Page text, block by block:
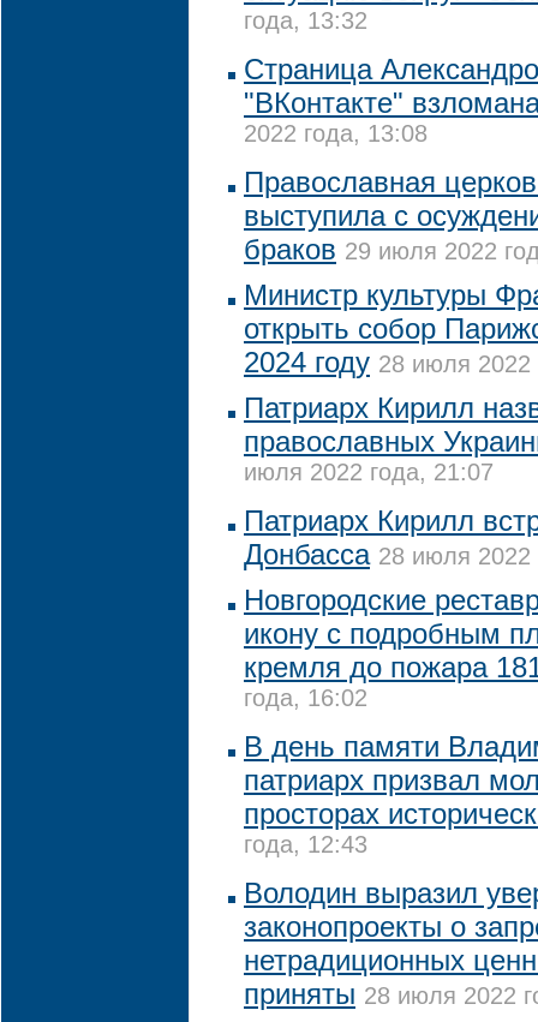
года, 13:32
Страница
"ВКонтакте"
2022 года, 13:08
Православная
выступила с
браков 29 июля 2022
Министр культуры
открыть собор
2024 году 28 июля 2022
Патриарх Кирилл
православных
июля 2022 года, 21:07
Патриарх Кирилл
Донбасса 28 июля 2022
Новгородские
икону с подробным
кремля до пожара
года, 16:02
В день памяти
патриарх призвал
просторах
года, 12:43
Володин выразил
законопроекты о
нетрадиционных
приняты 28 июля 2022